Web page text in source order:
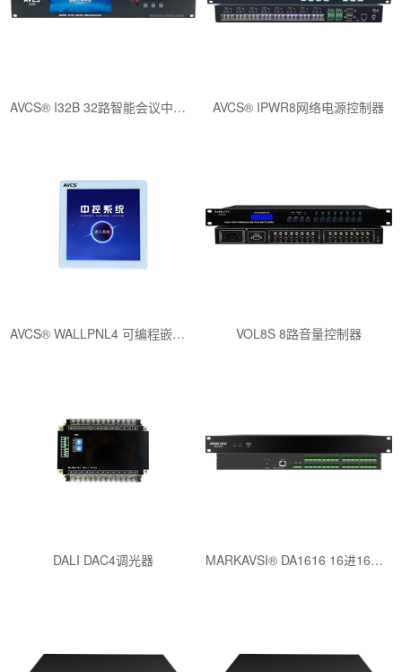
AVCS® I32B 32路智能会议中控系统 AVCS® IPWR8网络电源控制器
AVCS® WALLPNL4 可编程嵌墙式4寸触控面板 VOL8S 8路音量控制器
DALI DAC4调光器 MARKAVSI® DA1616 16进16出音频处理器